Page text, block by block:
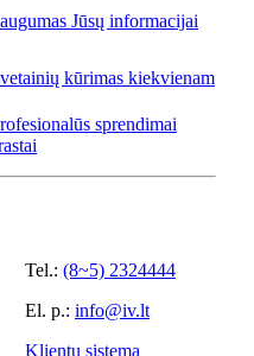
Tel.: (8~5) 2324444
El. p.: info@iv.lt
Klientų sistema